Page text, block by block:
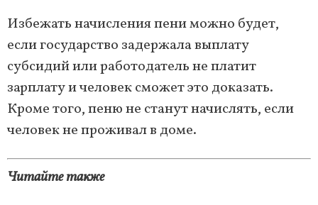
Избежать начисления пени можно будет,
если государство задержала выплату
субсидий или работодатель не платит
зарплату и человек сможет это доказать.
Кроме того, пеню не станут начислять, если
человек не проживал в доме.
Читайте также